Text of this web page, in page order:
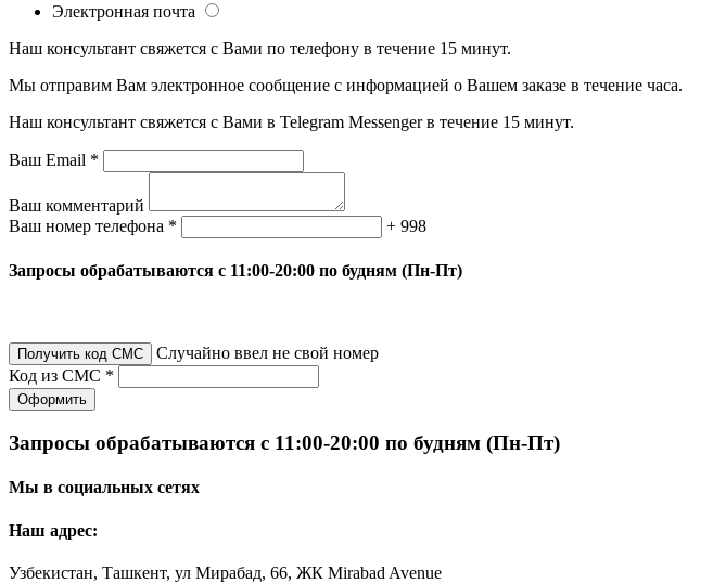
Электронная почта
Наш консультант свяжется с Вами по телефону в течение 15 минут.
Мы отправим Вам электронное сообщение с информацией о Вашем заказе в течение часа.
Наш консультант свяжется с Вами в Telegram Messenger в течение 15 минут.
Ваш Email *
Ваш комментарий
Ваш номер телефона *
+ 998
Запросы обрабатываются с 11:00-20:00 по будням (Пн-Пт)
Получить код СМС
Случайно ввел не свой номер
Код из СМС *
Оформить
Запросы обрабатываются с 11:00-20:00 по будням (Пн-Пт)
Мы в социальных сетях
Наш адрес:
Узбекистан, Ташкент, ул Мирабад, 66, ЖК Mirabad Avenue